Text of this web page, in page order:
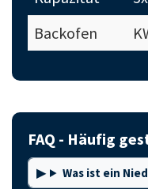
Backofen
FAQ - Häufig
Was ist ein